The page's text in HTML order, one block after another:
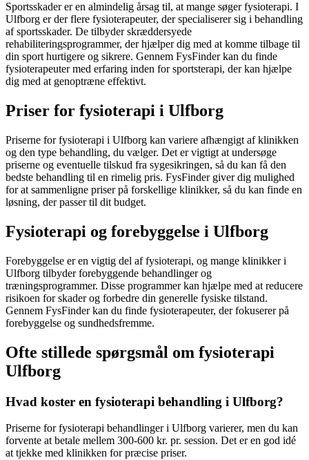
Sportsskaderer en almindelig årsag til, at mange søgerfysioterapi. I
Ulfborg er der flere fysioterapeuter, der specialiserer sig i behandling
afsportsskader. De tilbyder skræddersyede
rehabiliteringsprogrammer, der hjælper dig med at komme tilbage til
din sport hurtigere og sikrere. Gennem FysFinder kan du finde
fysioterapeuter med erfaring inden for sportsterapi, der kan hjælpe
dig med at genoptræne effektivt.
Priser for fysioterapi i Ulfborg
Priserne forfysioterapi i Ulfborg kan variere afhængigt af klinikken
og den type behandling, du vælger. Det er vigtigt at undersøge
priserne og eventuelle tilskud fra sygesikringen, så du kan få den
bedste behandling til en rimelig pris. FysFinder giver dig mulighed
for at sammenligne priser på forskellige klinikker, så du kan finde en
løsning, der passer til dit budget.
Fysioterapi og forebyggelse i Ulfborg
Forebyggelse er en vigtig del affysioterapi, og mange klinikker i
Ulfborg tilbyder forebyggende behandlinger og
træningsprogrammer. Disse programmer kan hjælpe med at reducere
risikoen for skader og forbedre din generelle fysiske tilstand.
Gennem FysFinder kan du finde fysioterapeuter, der fokuserer på
forebyggelse og sundhedsfremme.
Ofte stillede spørgsmål om fysioterapi
Ulfborg
Hvad koster en fysioterapi behandling i Ulfborg?
Priserne forfysioterapi behandlinger i Ulfborg varierer, men du kan
forvente at betale mellem 300-600 kr. pr. session. Det er en god idé
at tjekke med klinikken for præcise priser.